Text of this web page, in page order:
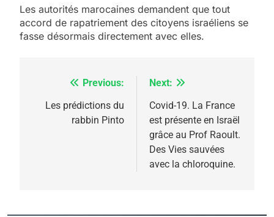
Les autorités marocaines demandent que tout
accord de rapatriement des citoyens israéliens se
fasse désormais directement avec elles.
Navigation
de
Previous:
Les prédictions du
rabbin Pinto
Next:
Covid-19. La France
est présente en Israël
grâce au Prof Raoult.
Des Vies sauvées
avec la chloroquine.
Maroc : Les amandes de
Tafraout, le miel de Tadla
du terroir
Oeil ravageur – Vanessa
De Loya Stauber
ISRAÉL